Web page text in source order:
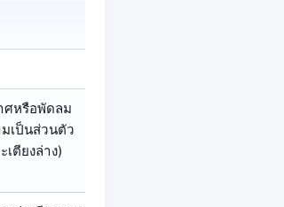
ศหรือพัดลม
เป็นส่วนตัว
เตียงล่าง)